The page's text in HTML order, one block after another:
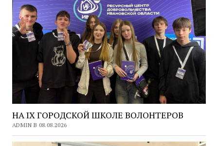
НА IX ГОРОДСКОЙ ШКОЛЕ ВОЛОНТЕРОВ
ADMIN В 08.08.2026